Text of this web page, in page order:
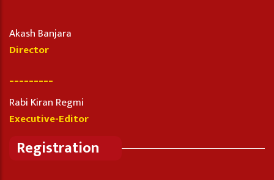
Akash Banjara
Director
_________
Rabi Kiran Regmi
Executive-Editor
Registration